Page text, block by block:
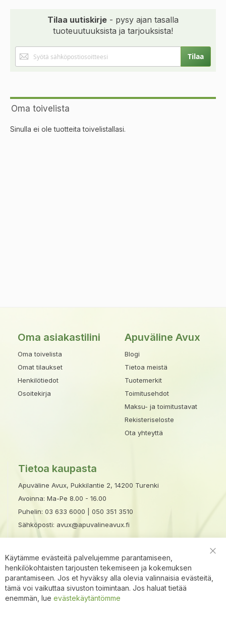
Tilaa uutiskirje - pysy ajan tasalla
tuoteuutuuksista ja tarjouksista!
uutiskirjeemme:
Tilaa
Oma toivelista
Sinulla ei ole tuotteita toivelistallasi.
Oma asiakastilini
Oma toivelista
Omat tilaukset
Henkilötiedot
Osoitekirja
Apuväline Avux
Blogi
Tietoa meistä
Tuotemerkit
Toimitusehdot
Maksu- ja toimitustavat
Rekisteriseloste
Ota yhteyttä
Tietoa kaupasta
Apuväline Avux, Pukkilantie 2, 14200 Turenki
Avoinna: Ma-Pe 8.00 - 16.00
Puhelin: 03 633 6000
050 351 3510
Sähköposti: avux@apuvalineavux.fi
Avu
x
×